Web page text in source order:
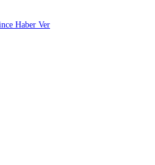
Haber Ver